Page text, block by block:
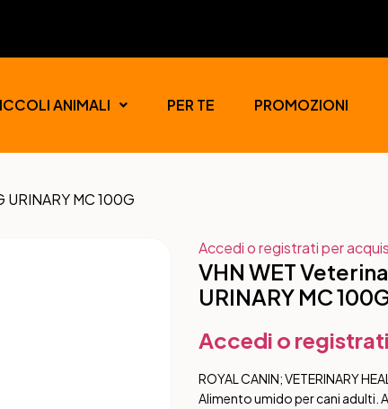
ANIMALI PER TE PROMOZIONI
MC 100G
Accedi o registrati per
VHN WET
URINARY MC
Accedi o
ROYAL CANIN; VETERINARY
Alimento umido per cani adulti.